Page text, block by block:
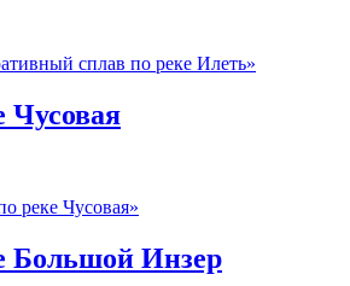
сплав по реке Илеть»
Чусовая
реке Чусовая»
Большой Инзер